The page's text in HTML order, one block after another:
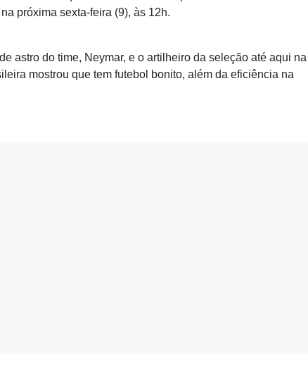
próxima sexta-feira (9), às 12h.
astro do time, Neymar, e o artilheiro da seleção até aqui na
mostrou que tem futebol bonito, além da eficiência na